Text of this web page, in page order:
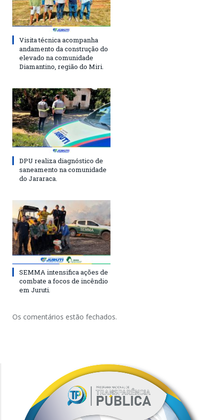
Visita técnica acompanha
andamento da construção do
elevado na comunidade
Diamantino, região do Miri.
DPU realiza diagnóstico de
saneamento na comunidade
do Jararaca.
SEMMA intensifica ações de
combate a focos de incêndio
em Juruti.
Os comentários estão fechados.